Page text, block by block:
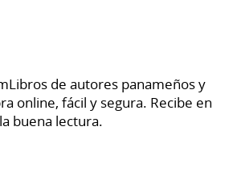
Libros de autores panameños y
online, fácil y segura. Recibe en
buena lectura.